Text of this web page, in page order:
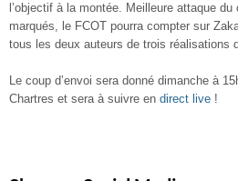
l’objectif à la montée. Meilleure attaque
marqués, le FCOT pourra compter sur
tous les deux auteurs de trois réalisations
Le coup d’envoi sera donné dimanche à
Chartres et sera à suivre en direct live !